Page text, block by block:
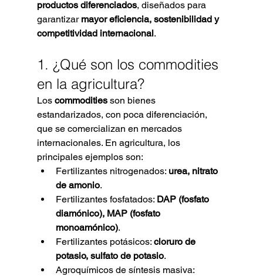
productos diferenciados, diseñados para
garantizar mayor eficiencia, sostenibilidad y
competitividad internacional.
1. ¿Qué son los commodities
en la agricultura?
Los commodities son bienes
estandarizados, con poca diferenciación,
que se comercializan en mercados
internacionales. En agricultura, los
principales ejemplos son:
Fertilizantes nitrogenados: urea, nitrato
de amonio.
Fertilizantes fosfatados: DAP (fosfato
diamónico), MAP (fosfato
monoamónico).
Fertilizantes potásicos: cloruro de
potasio, sulfato de potasio.
Agroquímicos de síntesis masiva: